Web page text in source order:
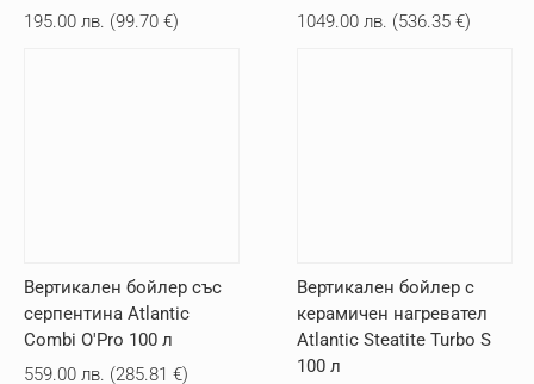
195.00 лв. (99.70 €)
1049.00 лв. (536.35 €)
Вертикален бойлер със
серпентина Atlantic
Combi O'Pro 100 л
559.00 лв. (285.81 €)
Вертикален бойлер с
керамичен нагревател
Atlantic Steatite Turbo S
100 л